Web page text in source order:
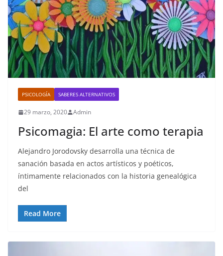
PSICOLOGÍA SABERES ALTERNATIVOS
29 marzo, 2020 Admin
Psicomagia: El arte como terapia
Alejandro Jorodovsky desarrolla una técnica de
sanación basada en actos artísticos y poéticos,
íntimamente relacionados con la historia genealógica
del
Read More